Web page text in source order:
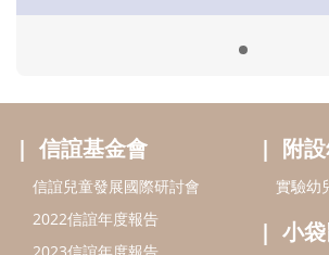
2024信誼年度報告
好孕袋
分齡育兒電子報
線上教養諮詢